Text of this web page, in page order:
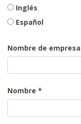
Inglés
Español
Nombre de empresa
Nombre